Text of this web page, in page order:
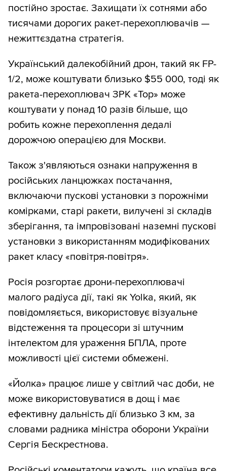
постійно зростає. Захищати їх сотнями або
тисячами дорогих ракет-перехоплювачів —
нежиттєздатна стратегія.
Український далекобійний дрон, такий як FP-
1/2, може коштувати близько $55 000, тоді як
ракета-перехоплювач ЗРК «Тор» може
коштувати у понад 10 разів більше, що
робить кожне перехоплення дедалі
дорожчою операцією для Москви.
Також з'являються ознаки напруження в
російських ланцюжках постачання,
включаючи пускові установки з порожніми
комірками, старі ракети, вилучені зі складів
зберігання, та імпровізовані наземні пускові
установки з використанням модифікованих
ракет класу «повітря-повітря».
Росія розгортає дрони-перехоплювачі
малого радіуса дії, такі як Yolka, який, як
повідомляється, використовує візуальне
відстеження та процесори зі штучним
інтелектом для ураження БПЛА, проте
можливості цієї системи обмежені.
«Йолка» працює лише у світлий час доби, не
може використовуватися в дощ і має
ефективну дальність дії близько 3 км, за
словами радника міністра оборони України
Сергія Бескрестнова.